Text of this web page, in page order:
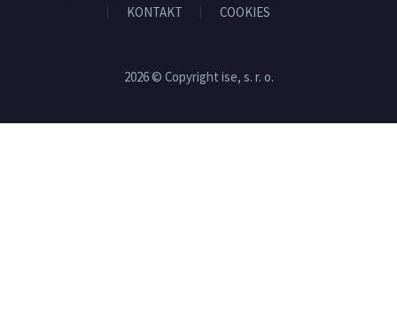
KONTAKT
COOKIES
2026 © Copyright ise, s. r. o.